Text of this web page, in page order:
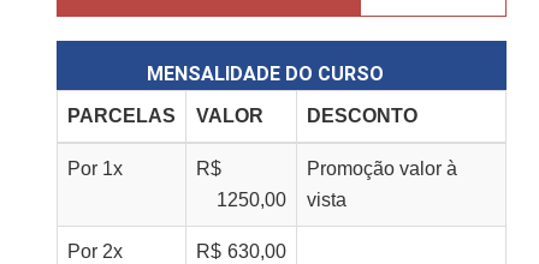
MENSALIDADE DO CURSO
PARCELAS VALOR DESCONTO
Por 1x
R$
1250,00
Promoção valor à
vista
Por 2x R$ 630,00